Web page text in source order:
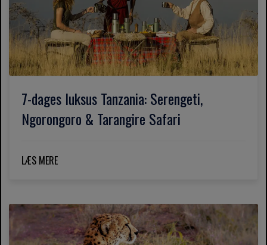
7-dages luksus Tanzania: Serengeti,
Ngorongoro & Tarangire Safari
LÆS MERE